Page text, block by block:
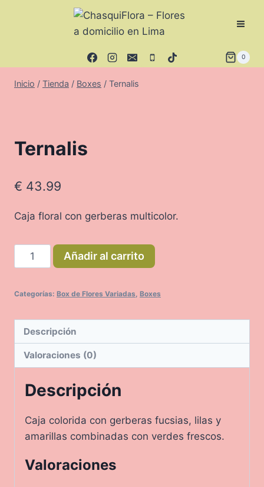
0
Inicio / Tienda / Boxes / Ternalis
Ternalis
€ 43.99
Caja floral con gerberas multicolor.
Ternalis
cantidad
Añadir al carrito
Categorías: Box de Flores Variadas Boxes
Descripción
Valoraciones (0)
Descripción
Caja colorida con gerberas fucsias, lilas y
amarillas combinadas con verdes frescos.
Valoraciones